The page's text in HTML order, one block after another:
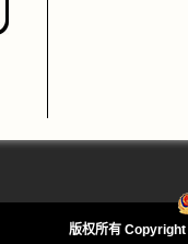
版权所有